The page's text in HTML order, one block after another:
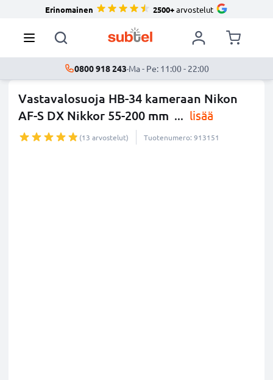
Erinomainen 2500+arvostelut
0800 918 243·Ma - Pe: 11:00 - 22:00
Vastavalosuoja HB-34 kameraan Nikon
AF-S DX Nikkor 55-200 mm ... lisää
(13 arvostelut) Tuotenumero: 913151